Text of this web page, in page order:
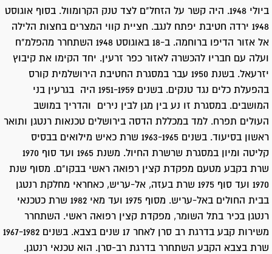
ביולי 1948. היה קשר על הזחל"ם לצד טנק הקרומוול. בסוף אוגוסט
1948 ירדה חטיבת יפתח לנגב. חציית קווי המצרים בחצות הלילה
אל אזור הדיפו ברוחמה. ב-18 באוגוסט 1948 השתחרר מהפלמ"ח
ועלה עם חבריו להכשרה לאזור כפר זרעין. יחד הקימו את קיבוץ
יזרעאל. בשנת 1950 עבר במסגרת החטיבת הירושלמית קורס
בהפעלת כלים נגד טנקים. בשנים 1951-1959 היה בגרעין בני
המושבים. במסגרת זו נע בין מגן לבין נירים והדריך במושב
העולים תפרח. למד במכללת הדסה בירושלים טכנאות רנטגן ותואר
ראשון בסיעוד. בשנים 1963-1965 שרת כאיש מילואים בבסיס
קליטה ומיון במסגרת שרשרת החיול. משנת 1965 ועד סוף 1970
שרת בקבע מטעם מפקדת קצין רפואה ראשי בבקו"ם. מסוף שנת
1970 ועד סוף 1975 שרת בעזה, אל-עריש, כאחראי מחלקת רנטגן
בבית החולים באל-עריש. מסוף 1975 ועד מאי 1982 שרת כטכנאי
רנטגן בכיר בתל השומר, מפקדת קצין רפואה ראשי. השתחרר
משירות קבע בדרגת רב סרן לאחר 17 שנים בצבא. בשנים 1967-1982
שרת בצבא הקבע השתחרר בדרגת רב-סרן. הוא טכנאי רנטגן.